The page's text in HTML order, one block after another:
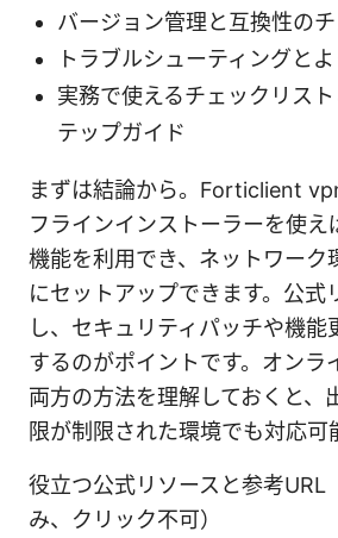
バージョン管理と互換性の
トラブルシューティングと
実務で使えるチェックリス
テップガイド
まずは結論から。Forticlient
フラインインストーラーを使え
機能を利用でき、ネットワーク
にセットアップできます。公式
し、セキュリティパッチや機能
するのがポイントです。オンラ
両方の方法を理解しておくと、
限が制限された環境でも対応可
役立つ公式リソースと参考URL
み、クリック不可）